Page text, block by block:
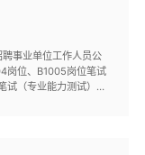
事业单位工作人员公
岗位、B1005岗位笔试
试（专业能力测试）成